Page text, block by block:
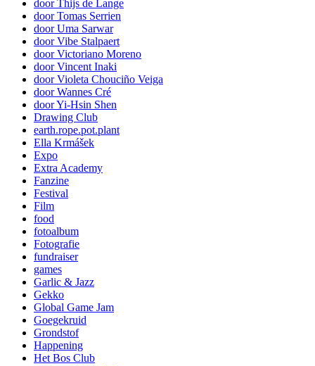
door Thijs de Lange
door Tomas Serrien
door Uma Sarwar
door Vibe Stalpaert
door Victoriano Moreno
door Vincent Inaki
door Violeta Chouciño Veiga
door Wannes Cré
door Yi-Hsin Shen
Drawing Club
earth.rope.pot.plant
Ella Krmášek
Expo
Extra Academy
Fanzine
Festival
Film
food
fotoalbum
Fotografie
fundraiser
games
Garlic & Jazz
Gekko
Global Game Jam
Goegekruid
Grondstof
Happening
Het Bos Club